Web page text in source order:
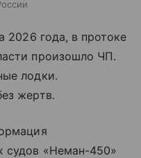
2026 года, в протоке
произошло ЧП.
лодки.
жертв.
судов «Неман-450»